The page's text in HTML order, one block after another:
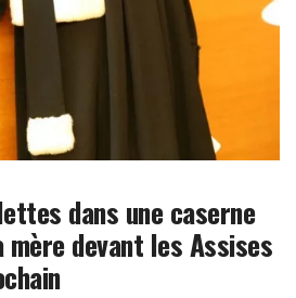
dans une caserne
mère devant les Assises